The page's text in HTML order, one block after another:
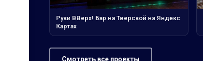
Руки ВВерх! Бар на Тверской на Яндекс
Картах
Смотреть все проекты